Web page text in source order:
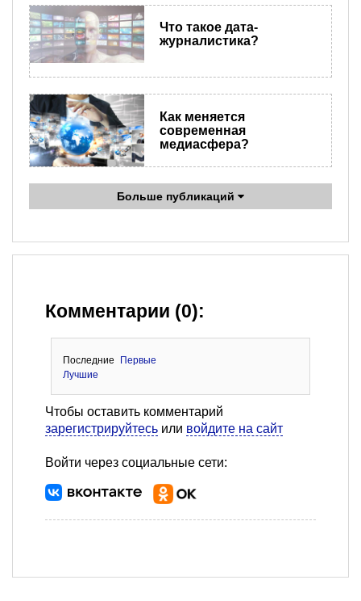
Что такое дата-
журналистика?
Как меняется
современная
медиасфера?
Больше публикаций
Комментарии (0):
Последние
Первые
Лучшие
Чтобы оставить комментарий
зарегистрируйтесь или войдите на сайт
Войти через социальные сети: